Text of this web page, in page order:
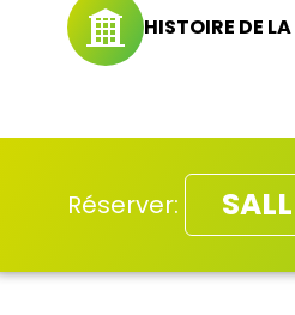
HISTOIRE DE
Réserver: